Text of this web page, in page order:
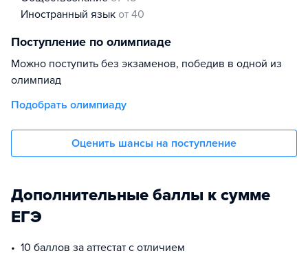
иностранный язык от 40
Поступление по олимпиаде
Можно поступить без экзаменов, победив в одной из
олимпиад
Подобрать олимпиаду
Оценить шансы на поступление
Дополнительные баллы к сумме
ЕГЭ
10 баллов за аттестат с отличием